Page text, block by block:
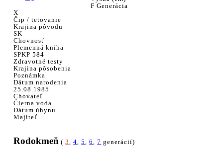
F Generácia
X
Čip / tetovanie
Krajina pôvodu
SK
Chovnosť
Plemenná kniha
SPKP 584
Zdravotné testy
Krajina pôsobenia
Poznámka
Dátum narodenia
25.08.1985
Chovateľ
Čierna voda
Dátum úhynu
Majiteľ
Rodokmeň (3,4,5,6,7 generácií)